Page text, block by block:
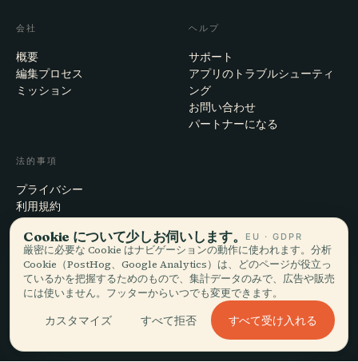
会社
概要
編集プロセス
ミッション
ヘルプ
サポート
アプリのトラブルシューティ
ング
お問い合わせ
パートナーになる
法的事項
プライバシー
利用規約
Cookie設定
アカウント削除
© 2026 Audiala · スイス・モルジュにて、旅の途上で、雲の上で作ってい
EN · FR · DE · ES · IT · PT · JA · ZH · HI · RU · CS · AR
Cookie について少しお伺いします。 EU · GDPR
厳密に必要な Cookie はナビゲーションの動作に使われます。分析
Cookie（PostHog、Google Analytics）は、どのページが役立っ
ているかを把握するためのもので、集計データのみで、広告や販売
には使いません。フッターからいつでも変更できます。
カスタマイズ すべて拒否 すべて受け入れる